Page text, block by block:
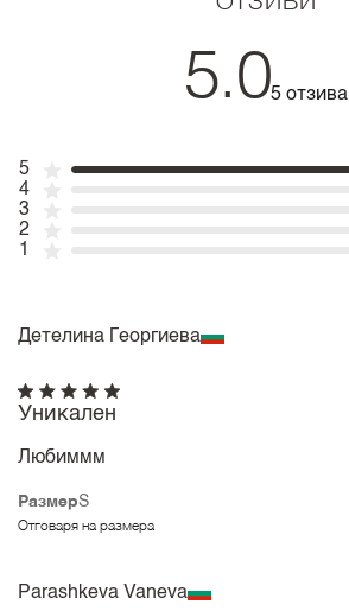
5.05 отзива
5
4
3
2
1
Детелина Георгиева
РазмерS
Отговаря на размера
Уникален
Любиммм
Parashkeva Vaneva